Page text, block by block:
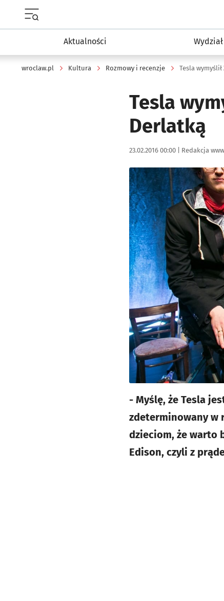
Aktualności
wroclaw.pl Kultura Rozmowy i recenzje Tesla
Tesla
Derlatką
Data publikacji:
23.02.2016 00:00 | Autor:
Redakcja
Kliknij, aby powiększyć
- Myślę, że Tesla
zdeterminowany w
dzieciom, że warto
Edison, czyli z